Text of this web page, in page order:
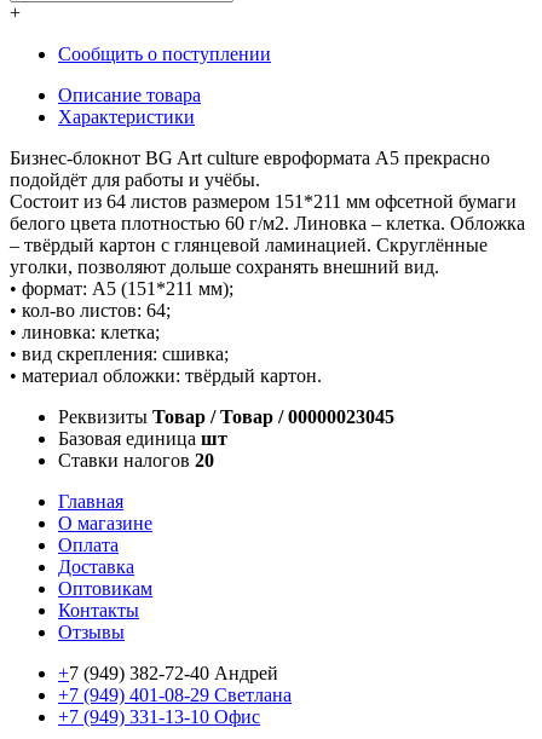
+
Сообщить о поступлении
Описание товара
Характеристики
Бизнес-блокнот BG Art culture евроформата А5 прекрасно
подойдёт для работы и учёбы.
Состоит из 64 листов размером 151*211 мм офсетной бумаги
белого цвета плотностью 60 г/м2. Линовка – клетка. Обложка
– твёрдый картон с глянцевой ламинацией. Скруглённые
уголки, позволяют дольше сохранять внешний вид.
• формат: А5 (151*211 мм);
• кол-во листов: 64;
• линовка: клетка;
• вид скрепления: сшивка;
• материал обложки: твёрдый картон.
Реквизиты Товар / Товар / 00000023045
Базовая единица шт
Ставки налогов 20
Главная
О магазине
Оплата
Доставка
Оптовикам
Контакты
Отзывы
+7 (949) 382-72-40 Андрей
+7 (949) 401-08-29 Светлана
+7 (949) 331-13-10 Офис